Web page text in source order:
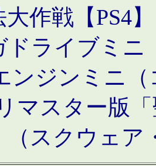
大作戦【PS4
ドライブミニ
ンジンミニ
マスター版
（スクウェア